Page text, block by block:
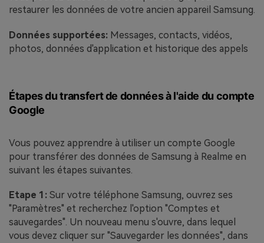
restaurer les données de votre ancien appareil Samsung.
Données supportées: Messages, contacts, vidéos,
photos, données d'application et historique des appels
Étapes du transfert de données à l'aide du compte
Google
Vous pouvez apprendre à utiliser un compte Google
pour transférer des données de Samsung à Realme en
suivant les étapes suivantes.
Etape 1: Sur votre téléphone Samsung, ouvrez ses
"Paramètres" et recherchez l'option "Comptes et
sauvegardes". Un nouveau menu s'ouvre, dans lequel
vous devez cliquer sur "Sauvegarder les données", dans